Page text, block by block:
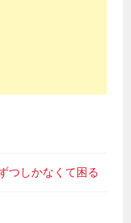
つしかなくて困る